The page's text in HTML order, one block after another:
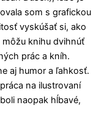
som s grafickou
vyskúšať si, ako
môžu knihu dvihnúť
prác a kníh.
aj humor a ľahkosť.
na ilustrovaní
naopak hĺbavé,